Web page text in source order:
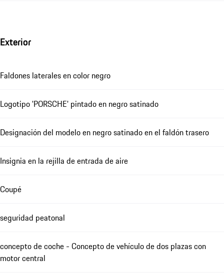
Exterior
Faldones laterales en color negro
Logotipo 'PORSCHE' pintado en negro satinado
Designación del modelo en negro satinado en el faldón trasero
Insignia en la rejilla de entrada de aire
Coupé
seguridad peatonal
concepto de coche - Concepto de vehículo de dos plazas con
motor central